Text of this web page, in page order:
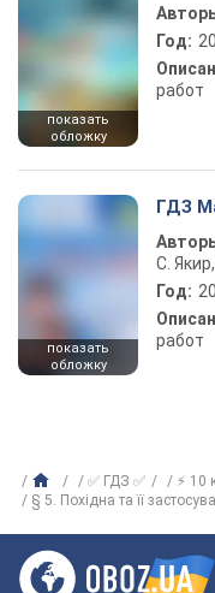
показать
обложку
Год:
работ
показать
обложку
ГДЗ
С.
Год:
работ
✅ ГДЗ ✅ ⚡ 10
§ 5. Похідна та її